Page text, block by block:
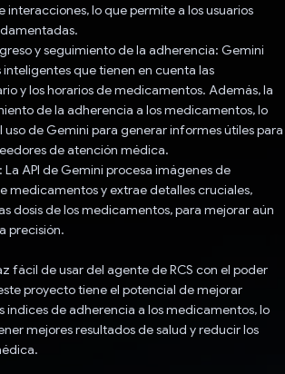
interacciones, lo que permite a los usuarios
y seguimiento de la adherencia: Gemini
que tienen en cuenta las
y los horarios de medicamentos. Además, la
de la adherencia a los medicamentos, lo
de Gemini para generar informes útiles para
de atención médica.
La API de Gemini procesa imágenes de
medicamentos y extrae detalles cruciales,
dosis de los medicamentos, para mejorar aún
precisión.
fácil de usar del agente de RCS con el poder
proyecto tiene el potencial de mejorar
índices de adherencia a los medicamentos, lo
mejores resultados de salud y reducir los